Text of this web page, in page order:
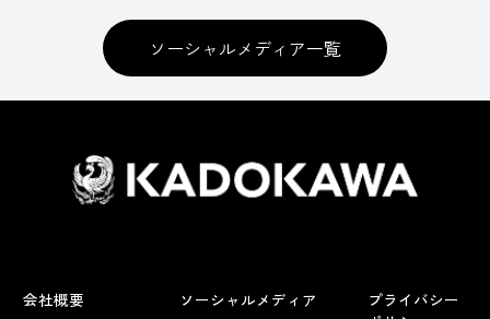
ソーシャルメディア一覧
会社概要 ソーシャルメディア
プライバシー